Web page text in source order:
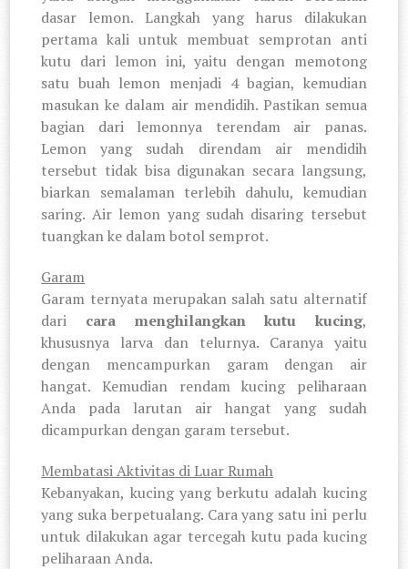
dasar lemon. Langkah yang harus dilakukan
pertama kali untuk membuat semprotan anti
kutu dari lemon ini, yaitu dengan memotong
satu buah lemon menjadi 4 bagian, kemudian
masukan ke dalam air mendidih. Pastikan semua
bagian dari lemonnya terendam air panas.
Lemon yang sudah direndam air mendidih
tersebut tidak bisa digunakan secara langsung,
biarkan semalaman terlebih dahulu, kemudian
saring. Air lemon yang sudah disaring tersebut
tuangkan ke dalam botol semprot.
Garam
Garam ternyata merupakan salah satu alternatif
dari cara menghilangkan kutu kucing,
khususnya larva dan telurnya. Caranya yaitu
dengan mencampurkan garam dengan air
hangat. Kemudian rendam kucing peliharaan
Anda pada larutan air hangat yang sudah
dicampurkan dengan garam tersebut.
Membatasi Aktivitas di Luar Rumah
Kebanyakan, kucing yang berkutu adalah kucing
yang suka berpetualang. Cara yang satu ini perlu
untuk dilakukan agar tercegah kutu pada kucing
peliharaan Anda.